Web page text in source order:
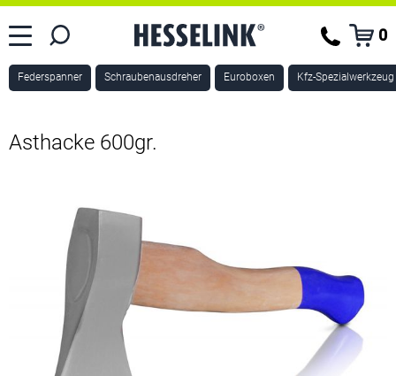
0
Federspanner Schraubenausdreher Euroboxen Kfz-Spezialwerkzeug
Asthacke 600gr.